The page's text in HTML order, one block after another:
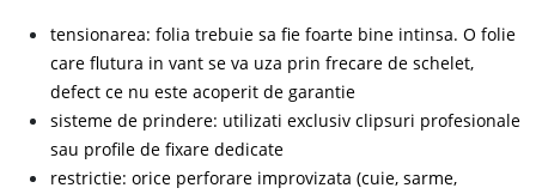
tensionarea: folia trebuie sa fie foarte bine intinsa. O folie
care flutura in vant se va uza prin frecare de schelet,
defect ce nu este acoperit de garantie
sisteme de prindere: utilizati exclusiv clipsuri profesionale
sau profile de fixare dedicate
restrictie: orice perforare improvizata (cuie, sarme,